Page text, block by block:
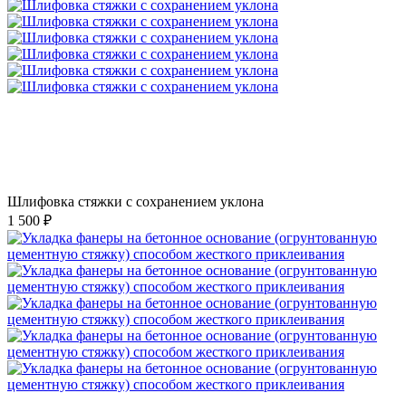
Шлифовка стяжки с сохранением уклона
1 500 ₽